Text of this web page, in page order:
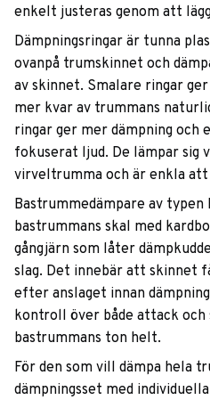
enkelt justeras genom att
Dämpningsringar är tunna
ovanpå trumskinnet och
av skinnet. Smalare ringar
mer kvar av trummans
ringar ger mer dämpning
fokuserat ljud. De lämpar sig
virveltrumma och är enkla
Bastrummedämpare av typen
bastrummans skal med
gångjärn som låter
slag. Det innebär att skinnet
efter anslaget innan
kontroll över både attack och
bastrummans ton helt.
För den som vill dämpa hela
dämpningsset med